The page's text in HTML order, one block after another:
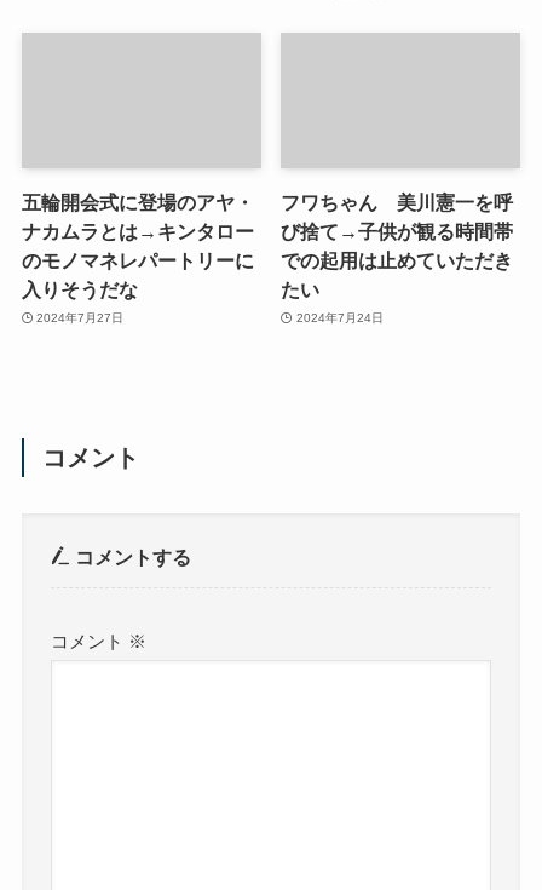
五輪開会式に登場のアヤ・
ナカムラとは→キンタロー
のモノマネレパートリーに
入りそうだな
2024年7月27日
フワちゃん 美川憲一を呼
び捨て→子供が観る時間帯
での起用は止めていただき
たい
2024年7月24日
コメント
コメントする
コメント ※